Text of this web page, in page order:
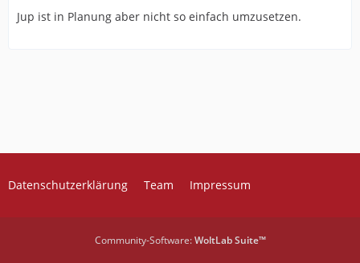
Jup ist in Planung aber nicht so einfach umzusetzen.
Datenschutzerklärung Team Impressum
Community-Software:WoltLab Suite™